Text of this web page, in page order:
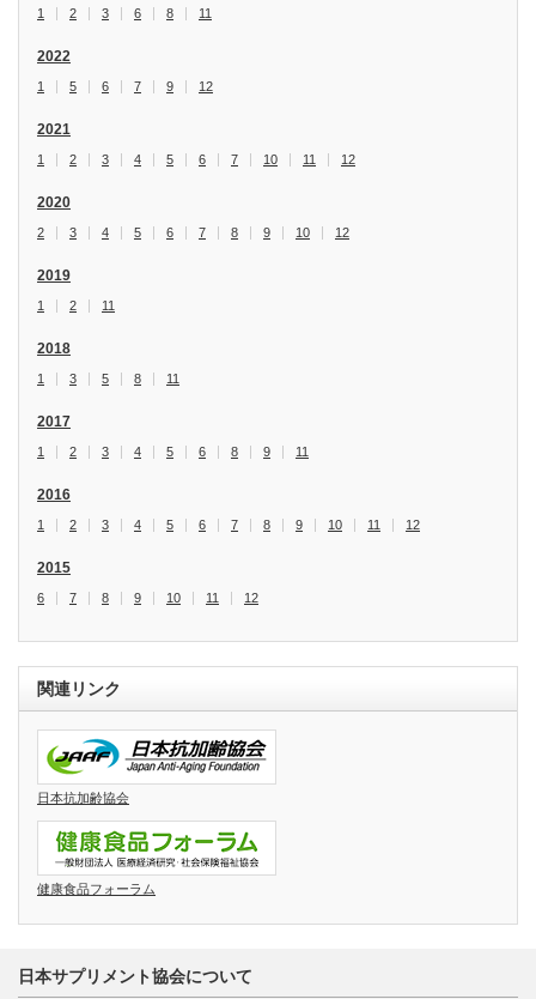
1 2 3 6 8 11
2022
1 5 6 7 9 12
2021
1 2 3 4 5 6 7 10 11 12
2020
2 3 4 5 6 7 8 9 10 12
2019
1 2 11
2018
1 3 5 8 11
2017
1 2 3 4 5 6 8 9 11
2016
1 2 3 4 5 6 7 8 9 10 11 12
2015
6 7 8 9 10 11 12
関連リンク
日本抗加齢協会
健康食品フォーラム
日本サプリメント協会について